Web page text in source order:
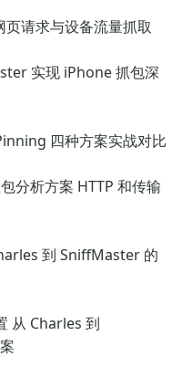
请求与设备流量抓取
实现 iPhone 抓包深
四种方案实战对比
分析方案 HTTP 和传输
到 SniffMaster 的
从 Charles 到